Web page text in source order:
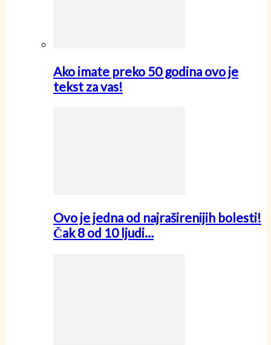
Ako imate preko 50 godina ovo je
tekst za vas!
Ovo je jedna od najraširenijih bolesti!
Čak 8 od 10 ljudi…